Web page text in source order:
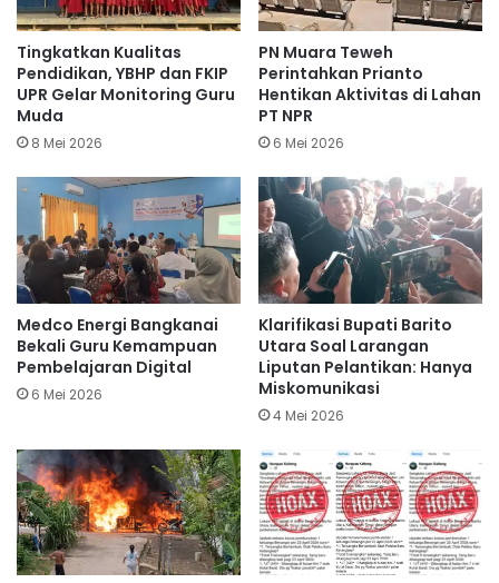
Tingkatkan Kualitas
Pendidikan, YBHP dan FKIP
UPR Gelar Monitoring Guru
Muda
8 Mei 2026
PN Muara Teweh
Perintahkan Prianto
Hentikan Aktivitas di Lahan
PT NPR
6 Mei 2026
Medco Energi Bangkanai
Bekali Guru Kemampuan
Pembelajaran Digital
6 Mei 2026
Klarifikasi Bupati Barito
Utara Soal Larangan
Liputan Pelantikan: Hanya
Miskomunikasi
4 Mei 2026